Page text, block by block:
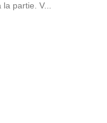
partie. V...